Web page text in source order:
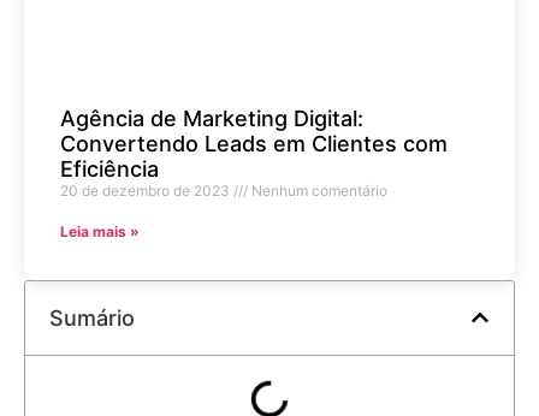
Agência de Marketing Digital:
Convertendo Leads em Clientes com
Eficiência
20 de dezembro de 2023 Nenhum comentário
Leia mais »
Sumário